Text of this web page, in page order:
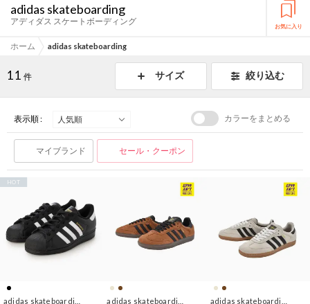
adidas skateboarding
アディダス スケートボーディング お気に入り
ホーム adidas skateboarding
11 件 サイズ 絞り込む
表示順 : カラーをまとめる
マイブランド セール・クーポン
HOT